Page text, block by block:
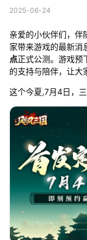
2025-06-24
亲爱的小伙伴们，伴
家带来游戏的最新消
点正式公测。游戏预
的支持与陪伴，让大
这个今夏,7月4日，